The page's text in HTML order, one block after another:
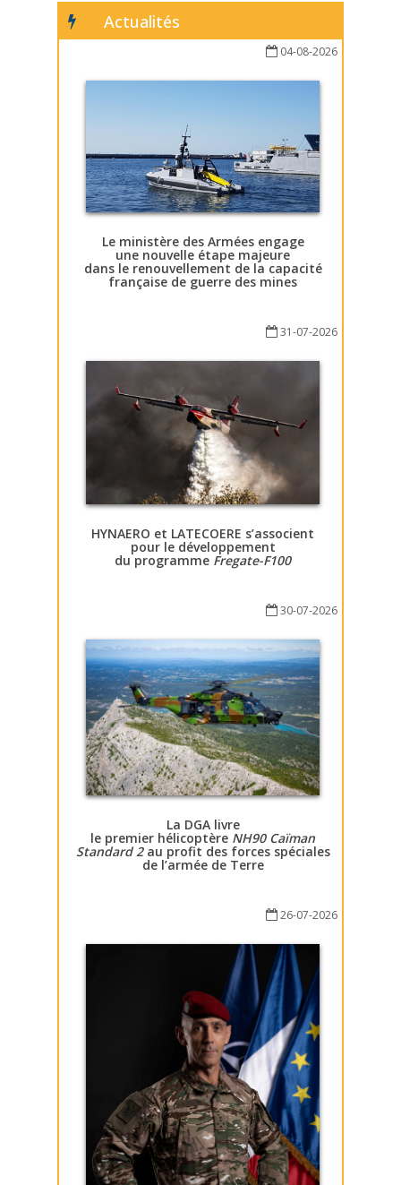
Actualités
04-08-2026
Le ministère des Armées engage
une nouvelle étape majeure
dans le renouvellement de la capacité
française de guerre des mines
31-07-2026
HYNAERO et LATECOERE s’associent
pour le développement
du programme Fregate-F100
30-07-2026
La DGA livre
le premier hélicoptère NH90 Caïman
Standard 2au profit des forces spéciales
de l’armée de Terre
26-07-2026